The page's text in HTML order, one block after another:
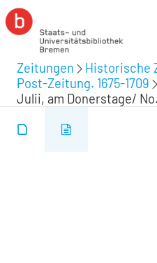
Zeitungen Historische
Post-Zeitung. 1675-1709
Julii, am Donerstage/ No.